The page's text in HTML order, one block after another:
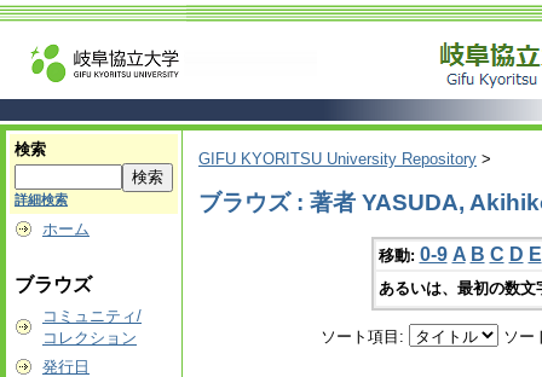
検索
詳細検索
ホーム
ブラウズ
コミュニティ/
コレクション
発行日
GIFU KYORITSU University Repository >
ブラウズ : 著者 YASUDA,
移動: 0-9 A B C D E
あるいは、最初の数
ソート項目: ソー